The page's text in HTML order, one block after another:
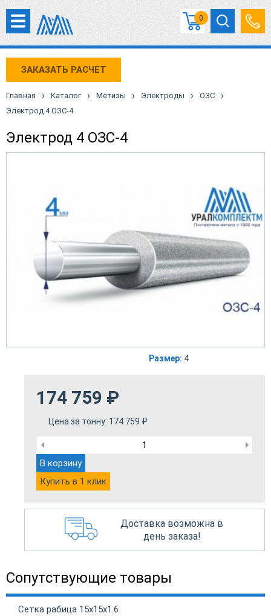
0
ЗАКАЗАТЬ РАСЧЕТ
Главная › Каталог › Метизы › Электроды › ОЗС ›
Электрод 4 ОЗС-4
Электрод 4 ОЗС-4
Размер: 4
174 759 ₽
Цена за тонну: 174 759 ₽
В корзину
Купить в 1 клик
Доставка возможна в
день заказа!
Сопутствующие товары
Сетка рабица 15х15х1.6